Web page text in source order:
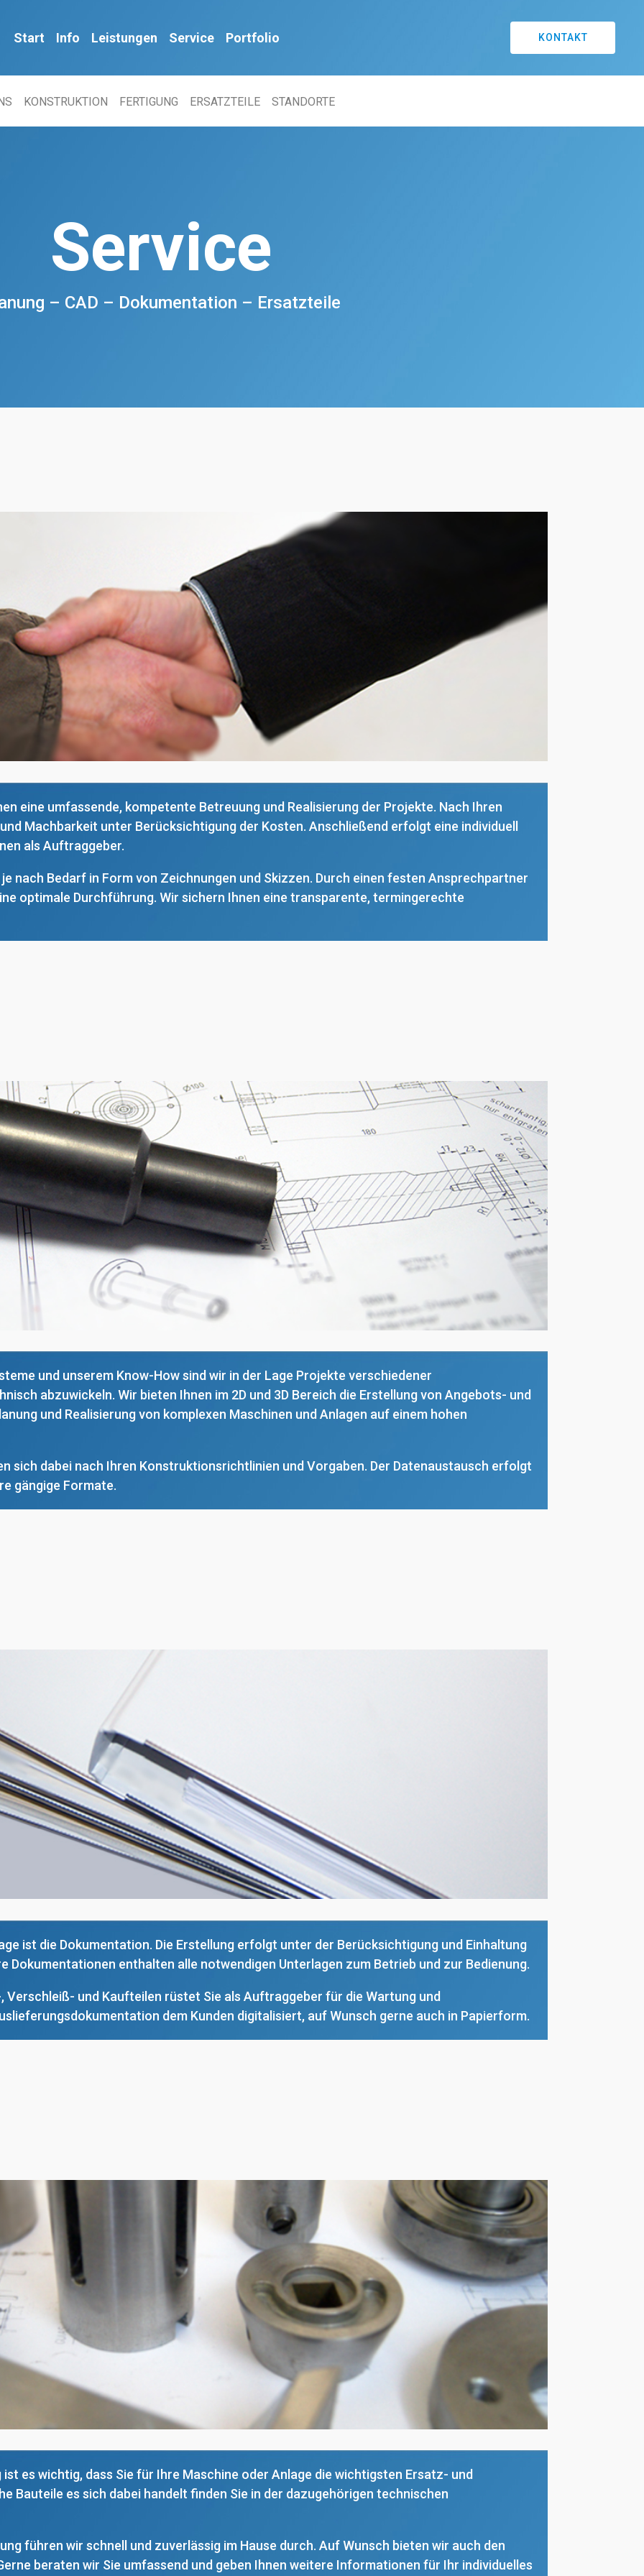
Start Info Leistungen Service Portfolio KONTAKT
KONSTRUKTION FERTIGUNG ERSATZTEILE STANDORTE
Service
– CAD – Dokumentation – Ersatzteile
eine umfassende, kompetente Betreuung und Realisierung der Projekte. Nach Ihren
Machbarkeit unter Berücksichtigung der Kosten. Anschließend erfolgt eine individuell
als Auftraggeber.
nach Bedarf in Form von Zeichnungen und Skizzen. Durch einen festen Ansprechpartner
optimale Durchführung. Wir sichern Ihnen eine transparente, termingerechte
und unserem Know-How sind wir in der Lage Projekte verschiedener
abzuwickeln. Wir bieten Ihnen im 2D und 3D Bereich die Erstellung von Angebots- und
und Realisierung von komplexen Maschinen und Anlagen auf einem hohen
sich dabei nach Ihren Konstruktionsrichtlinien und Vorgaben. Der Datenaustausch erfolgt
gängige Formate.
ist die Dokumentation. Die Erstellung erfolgt unter der Berücksichtigung und Einhaltung
Dokumentationen enthalten alle notwendigen Unterlagen zum Betrieb und zur Bedienung.
Verschleiß- und Kaufteilen rüstet Sie als Auftraggeber für die Wartung und
dem Kunden digitalisiert, auf Wunsch gerne auch in Papierform.
es wichtig, dass Sie für Ihre Maschine oder Anlage die wichtigsten Ersatz- und
Bauteile es sich dabei handelt finden Sie in der dazugehörigen technischen
führen wir schnell und zuverlässig im Hause durch. Auf Wunsch bieten wir auch den
beraten wir Sie umfassend und geben Ihnen weitere Informationen für Ihr individuelles